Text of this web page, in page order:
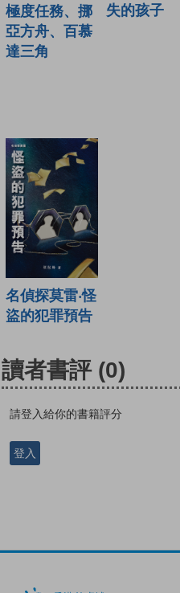
極度任務、挪
亞方舟、百慕
達三角
失的孩子
名偵探莫雷‧怪
盜的犯罪預告
讀者書評 (0)
請登入給你的書籍評分
登入